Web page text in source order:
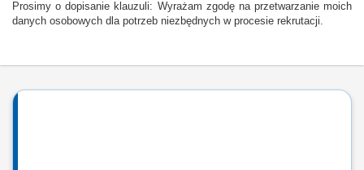
Prosimy o dopisanie klauzuli: Wyrażam zgodę na przetwarzanie moich
danych osobowych dla potrzeb niezbędnych w procesie rekrutacji.